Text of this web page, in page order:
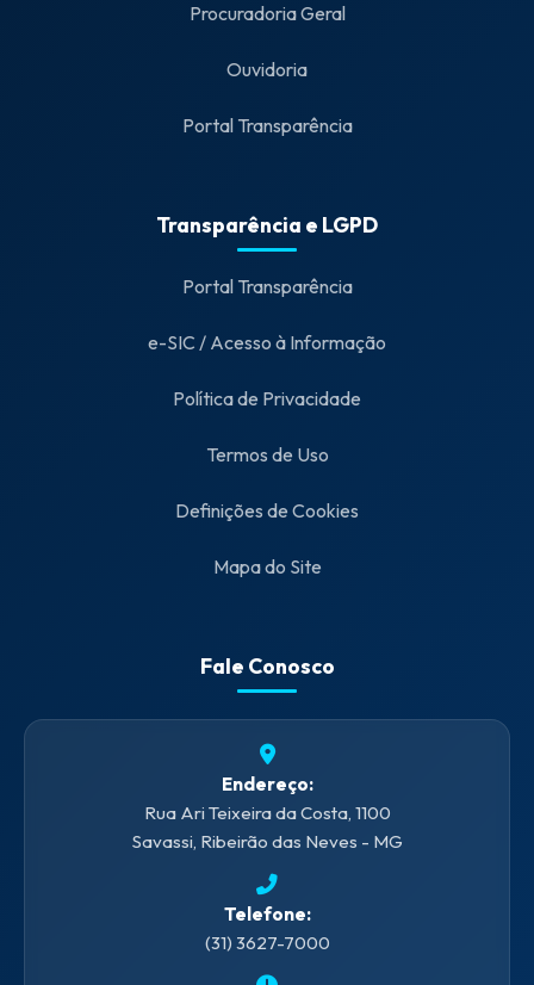
Procuradoria Geral
Ouvidoria
Portal Transparência
Transparência e LGPD
Portal Transparência
e-SIC / Acesso à Informação
Política de Privacidade
Termos de Uso
Definições de Cookies
Mapa do Site
Fale Conosco
Endereço:
Rua Ari Teixeira da Costa, 1100
Savassi, Ribeirão das Neves - MG
Telefone:
(31) 3627-7000